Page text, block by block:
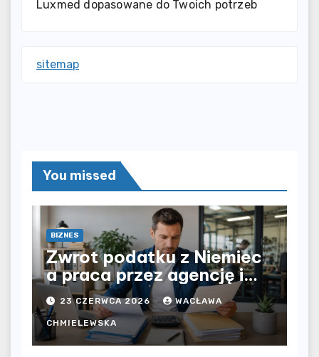
Luxmed dopasowane do Twoich potrzeb
sitemap
You missed
BIZNES
Zwrot podatku z Niemiec
a praca przez agencję i
bezpośrednio u
pracodawcy – jak
rozliczyć oba źródła
dochodu?
23 CZERWCA 2026 WACŁAWA
CHMIELEWSKA